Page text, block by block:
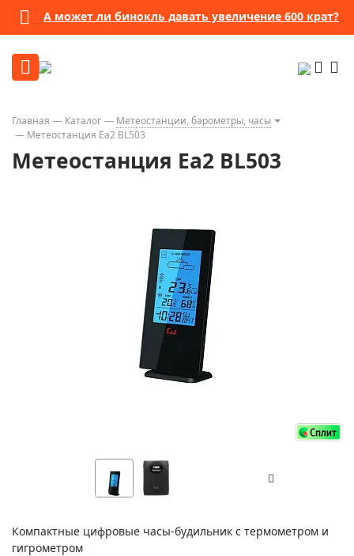
А может ли бинокль давать увеличение 600 крат?
Главная Каталог
Метеостанции, барометры, часы
Метеостанция Еа2 BL503
Метеостанция Еа2 BL503
Компактные цифровые часы-будильник с термометром и
гигрометром